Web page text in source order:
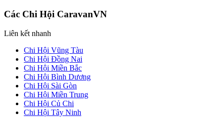
Các Chi Hội CaravanVN
Liên kết nhanh
Chi Hội Vũng Tàu
Chi Hội Đồng Nai
Chi Hội Miền Bắc
Chi Hội Bình Dương
Chi Hội Sài Gòn
Chi Hội Miền Trung
Chi Hội Củ Chi
Chi Hội Tây Ninh